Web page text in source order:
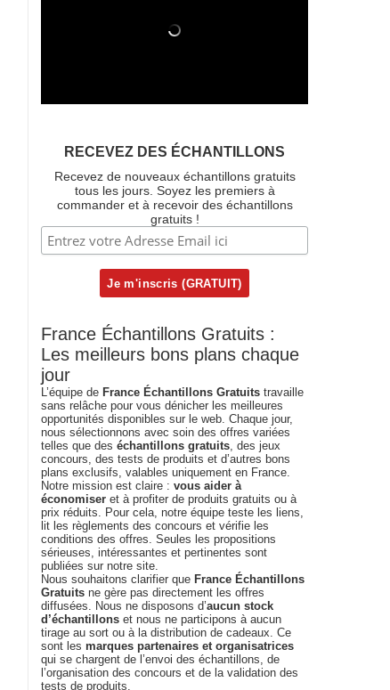
RECEVEZ DES ÉCHANTILLONS
Recevez de nouveaux échantillons gratuits
tous les jours. Soyez les premiers à
commander et à recevoir des échantillons
gratuits !
France Échantillons Gratuits :
Les meilleurs bons plans chaque
jour
L’équipe de France Échantillons Gratuits travaille
sans relâche pour vous dénicher les meilleures
opportunités disponibles sur le web. Chaque jour,
nous sélectionnons avec soin des offres variées
telles que des échantillons gratuits, des jeux
concours, des tests de produits et d’autres bons
plans exclusifs, valables uniquement en France.
Notre mission est claire : vous aider à
économiser et à profiter de produits gratuits ou à
prix réduits. Pour cela, notre équipe teste les liens,
lit les règlements des concours et vérifie les
conditions des offres. Seules les propositions
sérieuses, intéressantes et pertinentes sont
publiées sur notre site.
Nous souhaitons clarifier que France Échantillons
Gratuits ne gère pas directement les offres
diffusées. Nous ne disposons d’aucun stock
d’échantillons et nous ne participons à aucun
tirage au sort ou à la distribution de cadeaux. Ce
sont les marques partenaires et organisatrices
qui se chargent de l’envoi des échantillons, de
l’organisation des concours et de la validation des
tests de produits.